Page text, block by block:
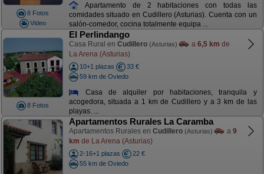
8 Fotos
Video
Apartamento de 2 habitaciones con todas las
comidades situado en Cudillero (Asturias). Cuenta con un
salón-comedor, cocina totalmente equipa ...
8 Fotos
El Perlindango
Casa Rural en Cudillero (Asturias) a 6,5 km de
La Arena (Asturias)
10+1 plazas
33 €
59 km de Oviedo
Casa de alquiler por habitaciones, tranquila y
acogedora, situada a 1 km de Cudillero y a 3 km de las
playas. ...
Apartamentos Rurales La Caramba
Apartamentos Rurales en Cudillero (Asturias) a 9
km de La Arena (Asturias)
2-16+1 plazas
22 €
55 km de Oviedo